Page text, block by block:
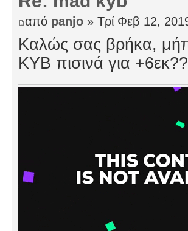
από panjo » Τρί Φεβ 12,
Καλώς σας βρήκα,
ΚΥΒ πισινά για